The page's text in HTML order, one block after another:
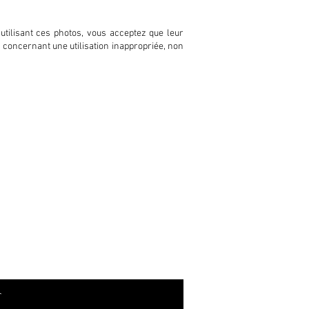
ces photos, vous acceptez que leur
une utilisation inappropriée, non